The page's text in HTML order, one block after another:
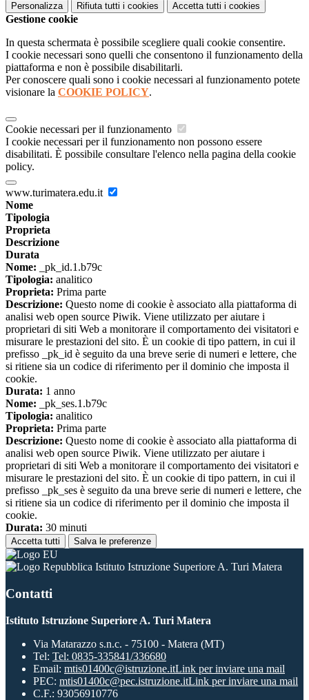
Personalizza Rifiuta tutti i cookies Accetta tutti i cookies
Gestione cookie
In questa schermata è possibile scegliere quali cookie consentire.
I cookie necessari sono quelli che consentono il funzionamento della
piattaforma e non è possibile disabilitarli.
Per conoscere quali sono i cookie necessari al funzionamento potete
visionare la COOKIE POLICY.
Cookie necessari per il funzionamento
I cookie necessari per il funzionamento non possono essere
disabilitati. È possibile consultare l'elenco nella pagina della cookie
policy.
www.turimatera.edu.it
Nome
Tipologia
Proprieta
Descrizione
Durata
Nome: _pk_id.1.b79c
Tipologia: analitico
Proprieta: Prima parte
Descrizione: Questo nome di cookie è associato alla piattaforma di
analisi web open source Piwik. Viene utilizzato per aiutare i
proprietari di siti Web a monitorare il comportamento dei visitatori e
misurare le prestazioni del sito. È un cookie di tipo pattern, in cui il
prefisso _pk_id è seguito da una breve serie di numeri e lettere, che
si ritiene sia un codice di riferimento per il dominio che imposta il
cookie.
Durata: 1 anno
Nome: _pk_ses.1.b79c
Tipologia: analitico
Proprieta: Prima parte
Descrizione: Questo nome di cookie è associato alla piattaforma di
analisi web open source Piwik. Viene utilizzato per aiutare i
proprietari di siti Web a monitorare il comportamento dei visitatori e
misurare le prestazioni del sito. È un cookie di tipo pattern, in cui il
prefisso _pk_ses è seguito da una breve serie di numeri e lettere, che
si ritiene sia un codice di riferimento per il dominio che imposta il
cookie.
Durata: 30 minuti
Accetta tutti Salva le preferenze
Istituto Istruzione Superiore A. Turi Matera
Contatti
Istituto Istruzione Superiore A. Turi Matera
Via Matarazzo s.n.c. - 75100 - Matera (MT)
Tel: Tel: 0835-335841/336680
Email: mtis01400c@istruzione.itLink per inviare una mail
PEC: mtis01400c@pec.istruzione.itLink per inviare una mail
C.F.: 93056910776